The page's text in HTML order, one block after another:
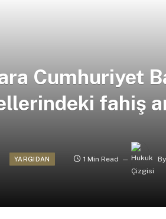
Cumhuriyet
fahiş
YARGIDAN 1 Min Read By